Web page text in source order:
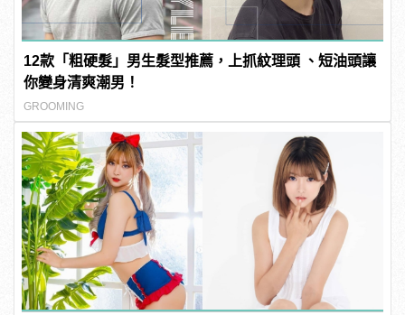
12款「粗硬髮」男生髮型推薦，上抓紋理頭 、短油頭讓
你變身清爽潮男！
GROOMING